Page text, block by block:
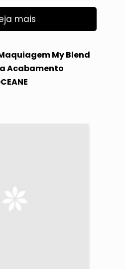
mais
My Blend
Acabamento